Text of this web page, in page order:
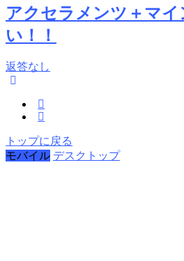
アクセラメンツ＋マ
い！！
返答なし
トップに戻る
モバイル デスクトップ